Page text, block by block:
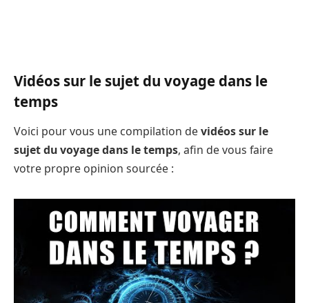
Vidéos sur le sujet du voyage dans le
temps
Voici pour vous une compilation devidéos sur le
sujet du voyage dans le temps, afin de vous faire
votre propre opinion sourcée :